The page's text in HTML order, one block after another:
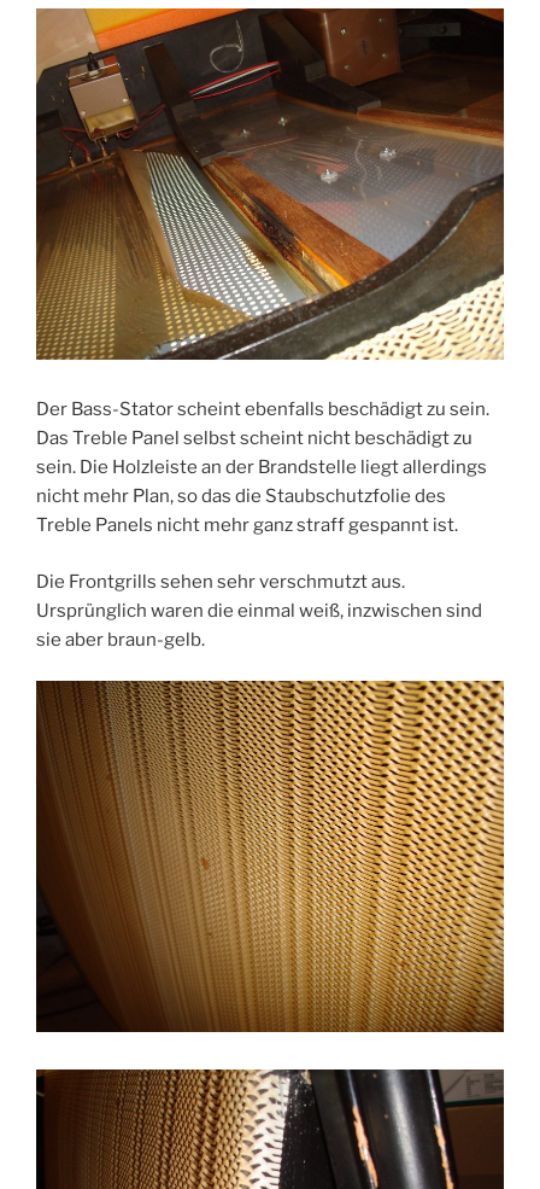
Der Bass-Stator scheint ebenfalls beschädigt zu sein.
Das Treble Panel selbst scheint nicht beschädigt zu
sein. Die Holzleiste an der Brandstelle liegt allerdings
nicht mehr Plan, so das die Staubschutzfolie des
Treble Panels nicht mehr ganz straff gespannt ist.
Die Frontgrills sehen sehr verschmutzt aus.
Ursprünglich waren die einmal weiß, inzwischen sind
sie aber braun-gelb.